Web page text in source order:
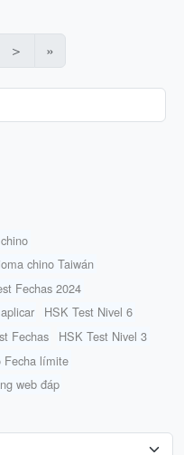
＞ »
chino Taiwán
Fechas 2024
HSK Test Nivel 6
Fechas
HSK Test Nivel 3
Fecha límite
web đáp